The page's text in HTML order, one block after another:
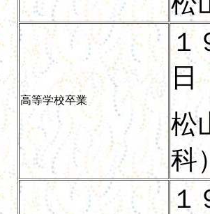
高等学校卒業
１
日
松
科
１